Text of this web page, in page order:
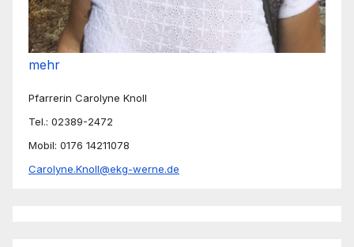
mehr
Pfarrerin Carolyne Knoll
Tel.: 02389-2472
Mobil: 0176 14211078
Carolyne.Knoll@ekg-werne.de